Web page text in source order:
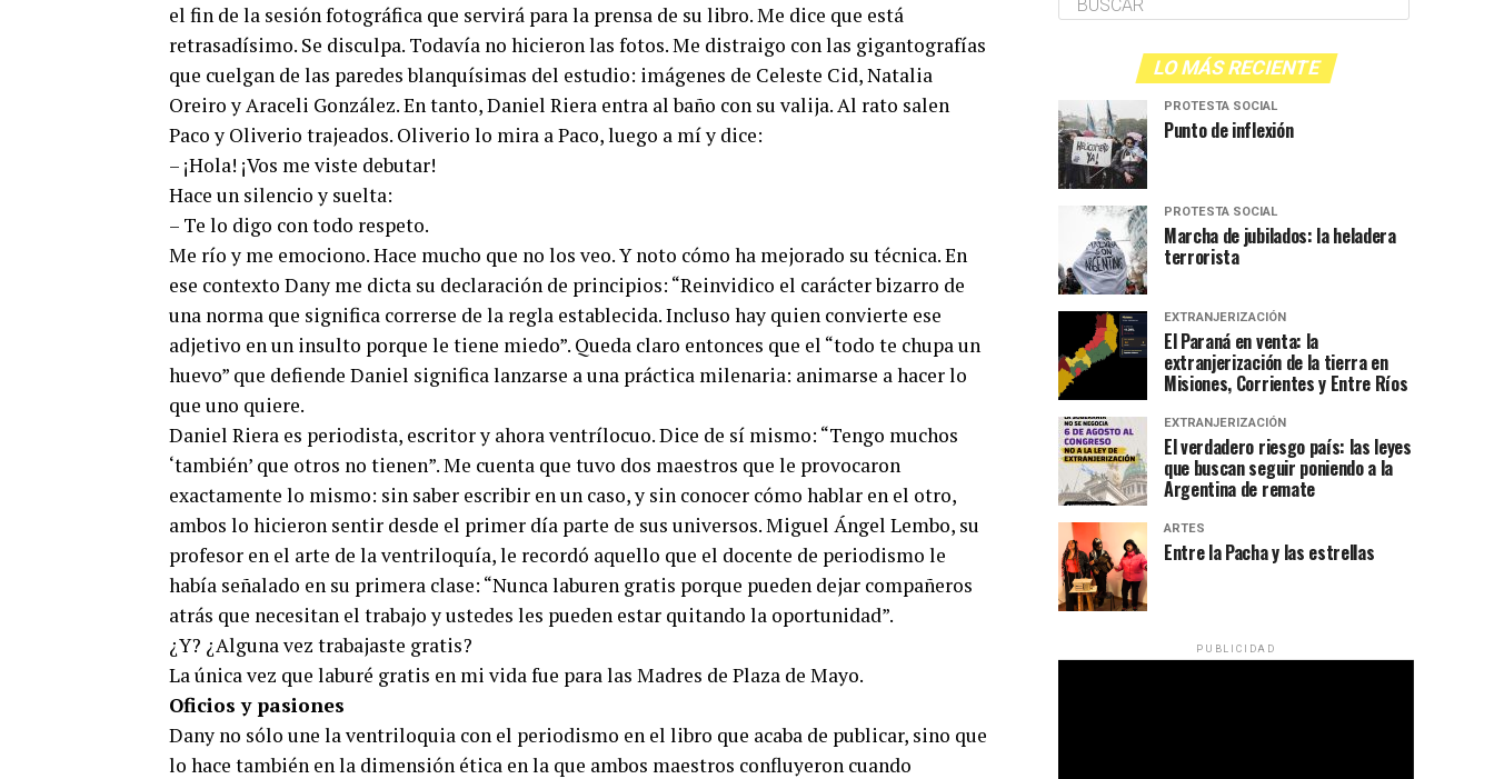
el fin de la sesión fotográfica que servirá para la prensa de su libro. Me dice que está
retrasadísimo. Se disculpa. Todavía no hicieron las fotos. Me distraigo con las gigantografías
que cuelgan de las paredes blanquísimas del estudio: imágenes de Celeste Cid, Natalia
Oreiro y Araceli González. En tanto, Daniel Riera entra al baño con su valija. Al rato salen
Paco y Oliverio trajeados. Oliverio lo mira a Paco, luego a mí y dice:
– ¡Hola! ¡Vos me viste debutar!
Hace un silencio y suelta:
– Te lo digo con todo respeto.
Me río y me emociono. Hace mucho que no los veo. Y noto cómo ha mejorado su técnica. En
ese contexto Dany me dicta su declaración de principios: “Reinvidico el carácter bizarro de
una norma que significa correrse de la regla establecida. Incluso hay quien convierte ese
adjetivo en un insulto porque le tiene miedo”. Queda claro entonces que el “todo te chupa un
huevo” que defiende Daniel significa lanzarse a una práctica milenaria: animarse a hacer lo
que uno quiere.
Daniel Riera es periodista, escritor y ahora ventrílocuo. Dice de sí mismo: “Tengo muchos
‘también’ que otros no tienen”. Me cuenta que tuvo dos maestros que le provocaron
exactamente lo mismo: sin saber escribir en un caso, y sin conocer cómo hablar en el otro,
ambos lo hicieron sentir desde el primer día parte de sus universos. Miguel Ángel Lembo, su
profesor en el arte de la ventriloquía, le recordó aquello que el docente de periodismo le
había señalado en su primera clase: “Nunca laburen gratis porque pueden dejar compañeros
atrás que necesitan el trabajo y ustedes les pueden estar quitando la oportunidad”.
¿Y? ¿Alguna vez trabajaste gratis?
La única vez que laburé gratis en mi vida fue para las Madres de Plaza de Mayo.
Oficios y pasiones
Dany no sólo une la ventriloquia con el periodismo en el libro que acaba de publicar, sino que
lo hace también en la dimensión ética en la que ambos maestros confluyeron cuando
LO MÁS RECIENTE
PROTESTA SOCIAL
Punto de inflexión
PROTESTA SOCIAL
Marcha de jubilados: la heladera
terrorista
EXTRANJERIZACIÓN
El Paraná en venta: la
extranjerización de la tierra en
Misiones, Corrientes y Entre Ríos
EXTRANJERIZACIÓN
El verdadero riesgo país: las leyes
que buscan seguir poniendo a la
Argentina de remate
ARTES
Entre la Pacha y las estrellas
PUBLICIDAD